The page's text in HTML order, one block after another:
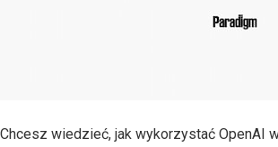
Chcesz wiedzieć, jak wykorzystać OpenAI